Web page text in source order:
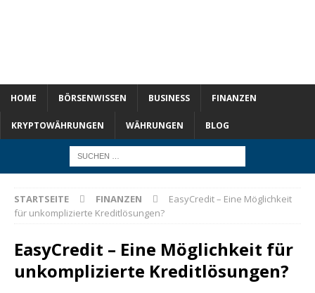
HOME BÖRSENWISSEN BUSINESS FINANZEN
KRYPTOWÄHRUNGEN WÄHRUNGEN BLOG
STARTSEITE FINANZEN
EasyCredit – Eine Möglichkeit
für unkomplizierte Kreditlösungen?
EasyCredit – Eine Möglichkeit für
unkomplizierte Kreditlösungen?